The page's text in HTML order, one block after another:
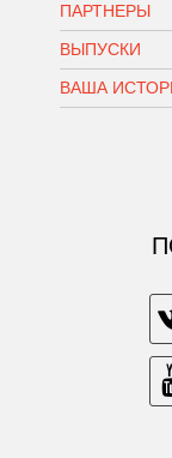
ПАРТНЕРЫ
ВЫПУСКИ
ВАША